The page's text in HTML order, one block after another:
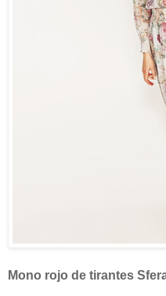
Mono rojo de tirantes